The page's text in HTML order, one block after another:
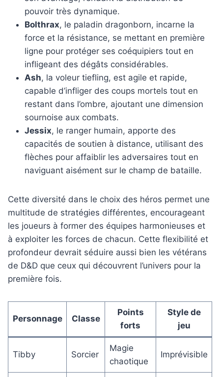
pouvoir très dynamique.
Bolthrax, le paladin dragonborn, incarne la
force et la résistance, se mettant en première
ligne pour protéger ses coéquipiers tout en
infligeant des dégâts considérables.
Ash, la voleur tiefling, est agile et rapide,
capable d’infliger des coups mortels tout en
restant dans l’ombre, ajoutant une dimension
sournoise aux combats.
Jessix, le ranger humain, apporte des
capacités de soutien à distance, utilisant des
flèches pour affaiblir les adversaires tout en
naviguant aisément sur le champ de bataille.
Cette diversité dans le choix des héros permet une
multitude de stratégies différentes, encourageant
les joueurs à former des équipes harmonieuses et
à exploiter les forces de chacun. Cette flexibilité et
profondeur devrait séduire aussi bien les vétérans
de D&D que ceux qui découvrent l’univers pour la
première fois.
Personnage Classe
Points
forts
Style de
jeu
Tibby Sorcier
Magie
chaotique
Imprévisible